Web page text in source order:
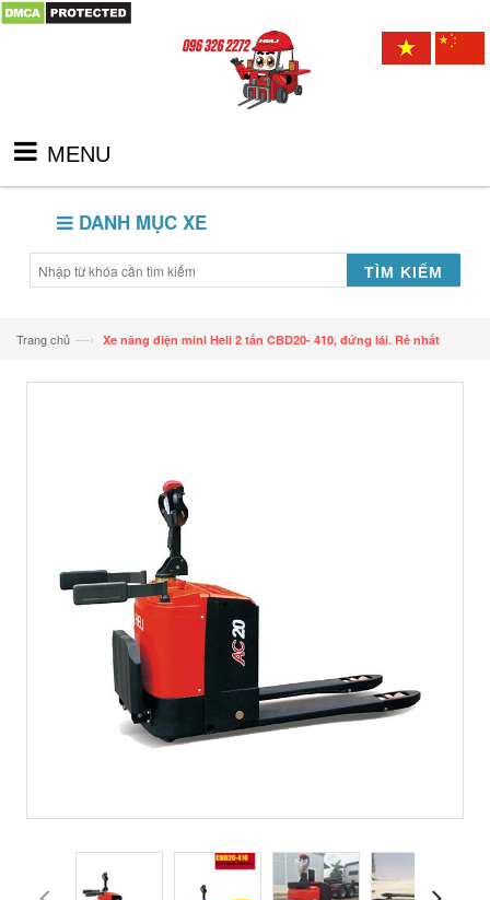
MENU
DANH MỤC XE
TÌM KIẾM
Trang chủ —› Xe nâng điện mini Heli 2 tấn CBD20- 410, đứng lái. Rẻ nhất